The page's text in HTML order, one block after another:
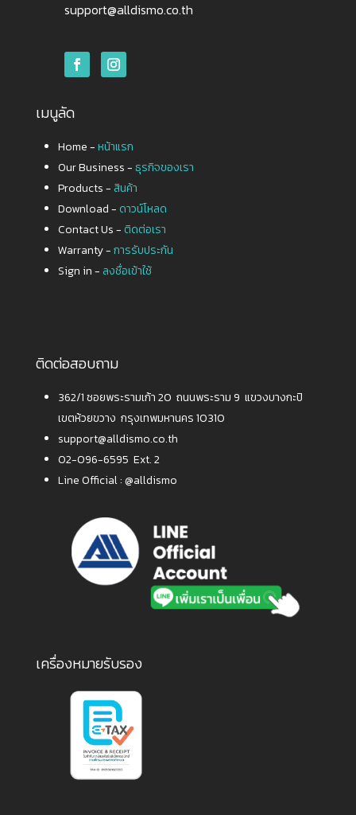
support@alldismo.co.th
เมนูลัด
Home -หน้าแรก
Our Business -ธุรกิจของเรา
Products - สินค้า
Download - ดาวน์โหลด
Contact Us - ติดต่อเรา
Warranty -การรับประกัน
Sign in - ลงชื่อเข้าใช้
ติดต่อสอบถาม
362/1 ซอยพระรามเก้า 20 ถนนพระราม 9 แขวงบางกะปิ
เขตห้วยขวาง กรุงเทพมหานคร 10310
support@alldismo.co.th
02-096-6595 Ext. 2
Line Official :@alldismo
เครื่องหมายรับรอง